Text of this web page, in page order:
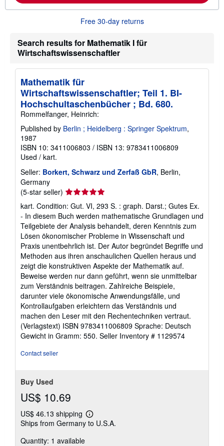
o
e
b
o
s
p
p
i
r
t
e
Free 30-day returns
Search results for Mathematik I für
Wirtschaftswissenschaftler
Mathematik für
Wirtschaftswissenschaftler; Teil 1. BI-
Hochschultaschenbücher ; Bd. 680.
Rommelfanger, Heinrich:
Published by Berlin ; Heidelberg : Springer Spektrum,
1987
ISBN 10: 3411006803 / ISBN 13: 9783411006809
Used / kart.
Seller: Borkert, Schwarz und Zerfaß GbR, Berlin,
Germany
(5-star seller) Seller
rating
5
out
of
5
stars
kart. Condition: Gut. VI, 293 S. : graph. Darst.; Gutes Ex.
- In diesem Buch werden mathematische Grundlagen und
Teilgebiete der Analysis behandelt, deren Kenntnis zum
Lösen ökonomischer Probleme in Wissenschaft und
Praxis unentbehrlich ist. Der Autor begründet Begriffe und
Methoden aus ihren anschaulichen Quellen heraus und
zeigt die konstruktiven Aspekte der Mathematik auf.
Beweise werden nur dann geführt, wenn sie unmittelbar
zum Verständnis beitragen. Zahlreiche Beispiele,
darunter viele ökonomische Anwendungsfälle, und
Kontrollaufgaben erleichtern das Verständnis und
machen den Leser mit den Rechentechniken vertraut.
(Verlagstext) ISBN 9783411006809 Sprache: Deutsch
Gewicht in Gramm: 550. Seller Inventory # 1129574
Contact seller
Buy Used
US$ 10.69
US$ 46.13 shipping
Learn
more
Ships from Germany to U.S.A.
Quantity: 1 available